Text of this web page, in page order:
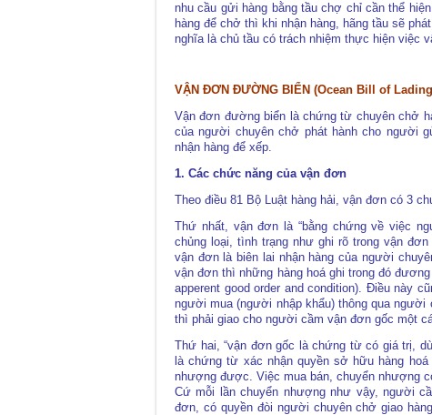
nhu cầu gửi hàng bằng tầu chợ chỉ cần thể
hàng để chở thì khi nhận hàng, hãng tầu sẽ
nghĩa là chủ tầu có trách nhiệm thực hiện việc
VẬN ĐƠN ĐƯỜNG BIỂN (Ocean Bill of
Vận đơn đường biển là chứng từ chuyên chở
của người chuyên chở phát hành cho người
nhận hàng để xếp.
1. Các chức năng của vận đơn
Theo điều 81 Bộ Luật hàng hải, vận đơn có 3
Thứ nhất, vận đơn là “bằng chứng về việc
chủng loại, tình trạng như ghi rõ trong vận
vận đơn là biên lai nhận hàng của người
vận đơn thì những hàng hoá ghi trong đó
apperent good order and condition). Ðiều này
người mua (người nhập khẩu) thông qua
thì phải giao cho người cầm vận đơn gốc một
Thứ hai, “vận đơn gốc là chứng từ có giá trị,
là chứng từ xác nhận quyền sở hữu hàng
nhượng được. Việc mua bán, chuyển nhượng
Cứ mỗi lần chuyển nhượng như vậy, người
đơn, có quyền đòi người chuyên chở giao